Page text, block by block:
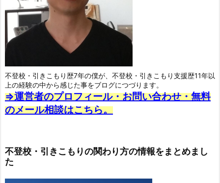
不登校・引きこもり歴7年の僕が、不登校・引きこもり支援歴11年以
上の経験の中から感じた事をブログにつづります。
⇒運営者のプロフィール・お問い合わせ・無料
のメール相談はこちら。
不登校・引きこもりの関わり方の情報をまとめまし
た